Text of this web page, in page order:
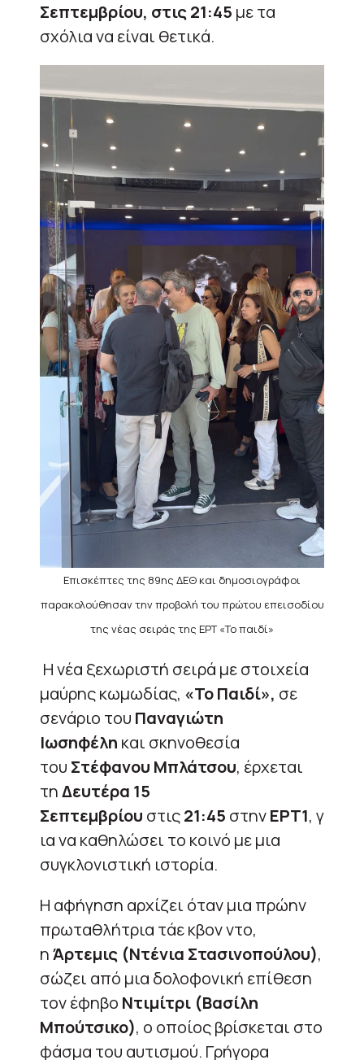
Σεπτεμβρίου, στις 21:45 με τα
σχόλια να είναι θετικά.
Επισκέπτες της 89ης ΔΕΘ και δημοσιογράφοι
παρακολούθησαν την προβολή του πρώτου επεισοδίου
της νέας σειράς της ΕΡΤ «Το παιδί»
Η νέα ξεχωριστή σειρά με στοιχεία
μαύρης κωμωδίας, «Το Παιδί», σε
σενάριο του Παναγιώτη
Ιωσηφέλη και σκηνοθεσία
του Στέφανου Μπλάτσου, έρχεται
τηΔευτέρα 15
Σεπτεμβρίου στις21:45 στηνΕΡΤ1, γ
ια να καθηλώσει το κοινό με μια
συγκλονιστική ιστορία.
Η αφήγηση αρχίζει όταν μια πρώην
πρωταθλήτρια τάε κβον ντο,
ηΆρτεμις (Ντένια Στασινοπούλου),
σώζει από μια δολοφονική επίθεση
τον έφηβο Ντιμίτρι (Βασίλη
Μπούτσικο), ο οποίος βρίσκεται στο
φάσμα του αυτισμού. Γρήγορα